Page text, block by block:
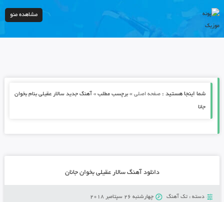
مشاهده منو
شما اینجا هستید : صفحه اصلی» برچسب مطلب » آهنگ جدید سالار عقیلی بنام بخوان
جانا
دانلود آهنگ سالار عقیلی بخوان جانان
دسته : تک آهنگ چهارشنبه 26 سپتامبر 2018